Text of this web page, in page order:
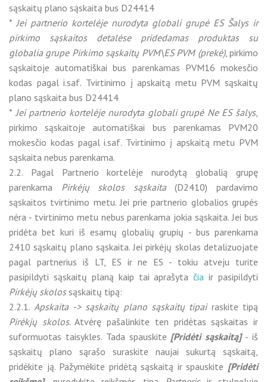
sąskaitų plano sąskaita bus D24414
*Jei partnerio kortelėje nurodyta globali grupė ES Šalys ir
pirkimo sąskaitos detalėse pridedamas produktas su
globalia grupe Pirkimo sąskaitų PVM\ES PVM (prekė), pirkimo
sąskaitoje automatiškai bus parenkamas PVM16 mokesčio
kodas pagal i.saf. Tvirtinimo į apskaitą metu PVM sąskaitų
plano sąskaita bus D24414
*Jei partnerio kortelėje nurodyta globali grupė Ne ES šalys,
pirkimo sąskaitoje automatiškai bus parenkamas PVM20
mokesčio kodas pagal i.saf. Tvirtinimo į apskaitą metu PVM
sąskaita nebus parenkama.
2.2. Pagal Partnerio kortelėje nurodytą globalią grupę
parenkama Pirkėjų skolos sąskaita(D2410) pardavimo
sąskaitos tvirtinimo metu. Jei prie partnerio globalios grupės
nėra - tvirtinimo metu nebus parenkama jokia sąskaita. Jei bus
pridėta bet kuri iš esamų globalių grupių - bus parenkama
2410 sąskaitų plano sąskaita. Jei pirkėjų skolas detalizuojate
pagal partnerius iš LT, ES ir ne ES - tokiu atveju turite
pasipildyti sąskaitų planą kaip tai aprašytačia ir pasipildyti
Pirkėjų skolossąskaitų tipą:
2.2.1.Apskaita -> sąskaitų plano sąskaitų tipairaskite tipą
Pirėkjų skolos. Atvėrę pašalinkite ten pridėtas sąskaitas ir
suformuotas taisykles. Tada spauskite [Pridėti sąskaitą]- iš
sąskaitų plano sąrašo suraskite naujai sukurtą sąskaitą,
pridėkite ją. Pažymėkite pridėtą sąskaitą ir spauskite [Pridėti